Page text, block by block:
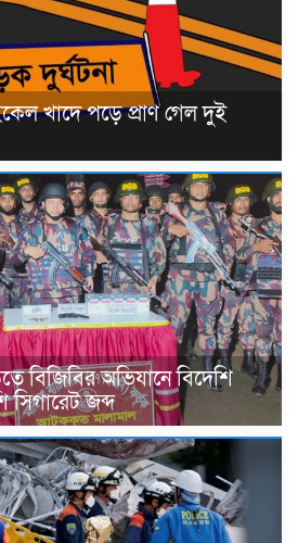
খাদে পড়ে প্রাণ গেল দুই
বিজিবির অভিযানে বিদেশি
সিগারেট জব্দ